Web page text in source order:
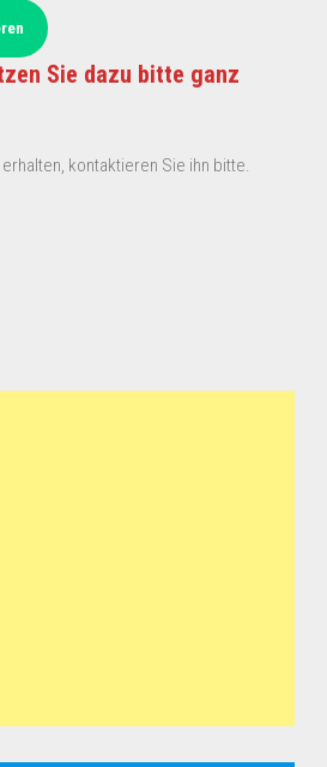
Sie dazu bitte ganz
kontaktieren Sie ihn bitte.